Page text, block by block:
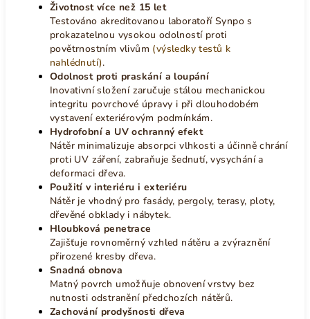
Životnost více než 15 let
Testováno akreditovanou laboratoří Synpo s
prokazatelnou vysokou odolností proti
povětrnostním vlivům (výsledky testů k
nahlédnutí).
Odolnost proti praskání a loupání
Inovativní složení zaručuje stálou mechanickou
integritu povrchové úpravy i při dlouhodobém
vystavení exteriérovým podmínkám.
Hydrofobní a UV ochranný efekt
Nátěr minimalizuje absorpci vlhkosti a účinně chrání
proti UV záření, zabraňuje šednutí, vysychání a
deformaci dřeva.
Použití v interiéru i exteriéru
Nátěr je vhodný pro fasády, pergoly, terasy, ploty,
dřevěné obklady i nábytek.
Hloubková penetrace
Zajišťuje rovnoměrný vzhled nátěru a zvýraznění
přirozené kresby dřeva.
Snadná obnova
Matný povrch umožňuje obnovení vrstvy bez
nutnosti odstranění předchozích nátěrů.
Zachování prodyšnosti dřeva